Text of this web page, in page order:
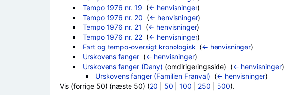
Tempo 1976 nr. 19 (← henvisninger)
Tempo 1976 nr. 20 (← henvisninger)
Tempo 1976 nr. 21
(← henvisninger)
Tempo 1976 nr. 22‎ (← henvisninger)
Fart og tempo-oversigt kronologisk (← henvisninger)
Urskovens fanger‎ (← henvisninger)
Urskovens fanger (Dany) (omdirigeringsside) ‎ (← henvisninger)
Urskovens fanger (Familien Franval) (← henvisninger)
Vis (forrige 50) (næste 50) (20 50 100 250 500).